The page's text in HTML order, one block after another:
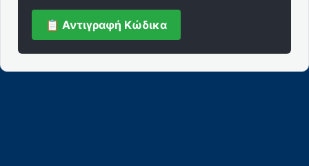
📋 Αντιγραφή Κώδικα